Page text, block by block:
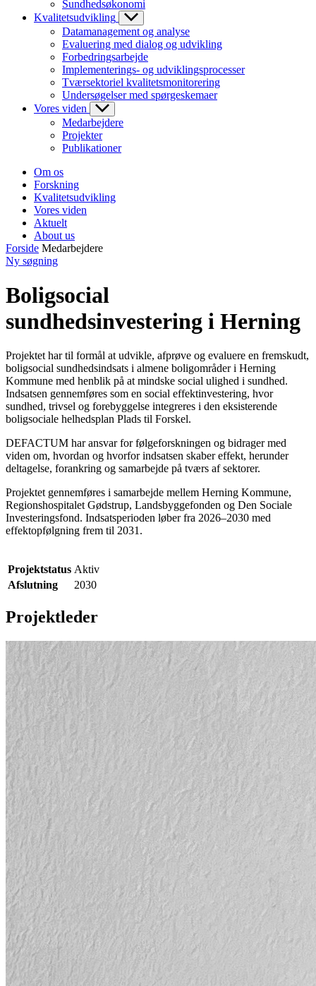
Sundhedsøkonomi
Kvalitetsudvikling
Datamanagement og analyse
Evaluering med dialog og udvikling
Forbedringsarbejde
Implementerings- og udviklingsprocesser
Tværsektoriel kvalitetsmonitorering
Undersøgelser med spørgeskemaer
Vores viden
Medarbejdere
Projekter
Publikationer
Om os
Forskning
Kvalitetsudvikling
Vores viden
Aktuelt
About us
Forside Medarbejdere
Ny søgning
Boligsocial
sundhedsinvestering i Herning
Projektet har til formål at udvikle, afprøve og evaluere en fremskudt,
boligsocial sundhedsindsats i almene boligområder i Herning
Kommune med henblik på at mindske social ulighed i sundhed.
Indsatsen gennemføres som en social effektinvestering, hvor
sundhed, trivsel og forebyggelse integreres i den eksisterende
boligsociale helhedsplan Plads til Forskel.
DEFACTUM har ansvar for følgeforskningen og bidrager med
viden om, hvordan og hvorfor indsatsen skaber effekt, herunder
deltagelse, forankring og samarbejde på tværs af sektorer.
Projektet gennemføres i samarbejde mellem Herning Kommune,
Regionshospitalet Gødstrup, Landsbyggefonden og Den Sociale
Investeringsfond. Indsatsperioden løber fra 2026–2030 med
effektopfølgning frem til 2031.
Projektstatus Aktiv
Afslutning
2030
Projektleder